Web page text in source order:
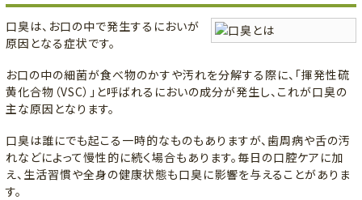
口臭は、お口の中で発生するにおいが
原因となる症状です。
お口の中の細菌が食べ物のかすや汚れを分解する際に、「揮発性硫
黄化合物（VSC）」と呼ばれるにおいの成分が発生し、これが口臭の
主な原因となります。
口臭は誰にでも起こる一時的なものもありますが、歯周病や舌の汚
れなどによって慢性的に続く場合もあります。毎日の口腔ケアに加
え、生活習慣や全身の健康状態も口臭に影響を与えることがありま
す。